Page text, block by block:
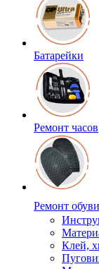
Батарейки
Ремонт часов
Ремонт обуви
Клей,